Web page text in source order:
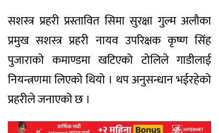
सशस्त्र प्रहरी प्रस्तावित सिमा सुरक्षा गुल्म अलौका
प्रमुख सशस्त्र प्रहरी नायव उपरिक्षक कृष्ण सिंह
पुजाराको कमाण्डमा खटिएको टोलिले गाडीलाई
नियन्त्रणमा लिएको थियो । थप अनुसन्धान भईरहेको
प्रहरीले जनाएको छ ।